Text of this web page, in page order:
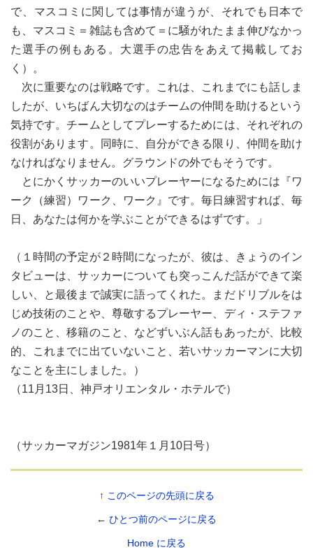
で、マスコミに関しては事情が違うが、それでも日本で
も、マスコミ＝雑誌も含めて＝に騒がれたまま伸びなかっ
た選手の例もある。大選手の忠告をあえて掲載してお
く）。
次に重要なのは戦略です。これは、これまでにも話しま
したが、いちばん大切なのはチームの仲間を助けるという
気持です。チームとしてプレーするためには、それぞれの
役割があります。同時に、自分ができる限り、仲間を助け
なければなりません。グラウンドの外でもそうです。
とにかくサッカーのいいプレーヤーになるためには『ワ
ーク（練習）ワーク、ワーク』です。毎日練習すれば、毎
日、あなたは何かを学ぶことができるはずです。」
（１時間の予定が２時間になったが、彼は、きょうのイン
タビューは、サッカーについても突っこんだ話ができて楽
しい、と最後まで誠実に語ってくれた。まだドリブルをは
じめ技術のことや、尊敬するプレーヤー、ディ・ステファ
ノのこと、移籍のこと、などずいぶん話もあったが、比較
的、これまでに出ていないこと、若いサッカーマンに大切
なことを主にしました。）
（11月13日、神戸オリエンタル・ホテルで）
（サッカーマガジン1981年１月10日号）
↑ このページの先頭に戻る
← ひとつ前のページに戻る
Home に戻る